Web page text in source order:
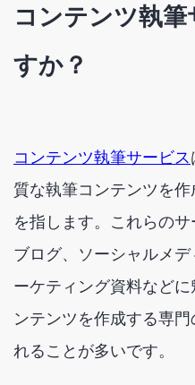
コンテンツ執
すか？
コンテンツ執筆サービス
質な執筆コンテンツを
を指します。これらのサ
ブログ、ソーシャルメ
ーケティング資料など
ンテンツを作成する専
れることが多いです。